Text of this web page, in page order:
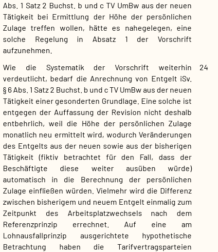
Abs. 1 Satz 2 Buchst. b und c TV UmBw aus der neuen
Tätigkeit bei Ermittlung der Höhe der persönlichen
Zulage treffen wollen, hätte es nahegelegen, eine
solche Regelung in Absatz 1 der Vorschrift
aufzunehmen.
24
Wie die Systematik der Vorschrift weiterhin
verdeutlicht, bedarf die Anrechnung von Entgelt iSv.
§ 6 Abs. 1 Satz 2 Buchst. b und c TV UmBw aus der neuen
Tätigkeit einer gesonderten Grundlage. Eine solche ist
entgegen der Auffassung der Revision nicht deshalb
entbehrlich, weil die Höhe der persönlichen Zulage
monatlich neu ermittelt wird, wodurch Veränderungen
des Entgelts aus der neuen sowie aus der bisherigen
Tätigkeit (fiktiv betrachtet für den Fall, dass der
Beschäftigte diese weiter ausüben würde)
automatisch in die Berechnung der persönlichen
Zulage einfließen würden. Vielmehr wird die Differenz
zwischen bisherigem und neuem Entgelt einmalig zum
Zeitpunkt des Arbeitsplatzwechsels nach dem
Referenzprinzip errechnet. Auf eine am
Lohnausfallprinzip ausgerichtete hypothetische
Betrachtung haben die Tarifvertragsparteien